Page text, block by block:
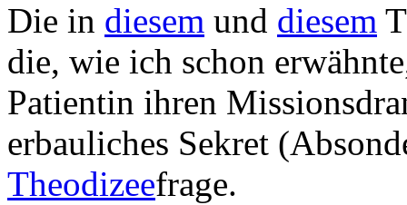
Die in diesem und diesem
die, wie ich schon
Patientin ihren
erbauliches Sekret
Theodizeefrage.